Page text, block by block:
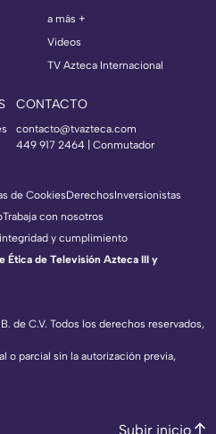
a más +
Videos
TV Azteca Internacional
CONTACTO
contacto@tvazteca.com
449 917 2464 | Conmutador
de C.V. Todos los derechos reservados,
o parcial sin la autorización previa,
de CookiesDerechosInversionistas
Trabaja con nosotros
y cumplimiento
Ética de Televisión Azteca III y
Subir inicio